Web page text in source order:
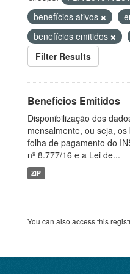
benefícios ativos
benefícios emitidos
Filter Results
Benefícios Emitidos
Disponibilização dos
mensalmente, ou seja,
folha de pagamento do
nº 8.777/16 e a Lei de...
ZIP
You can also access this